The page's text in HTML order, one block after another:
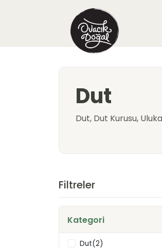
Dut
Dut, Dut Kurusu,
Filtreler
Kategori
Dut(2)